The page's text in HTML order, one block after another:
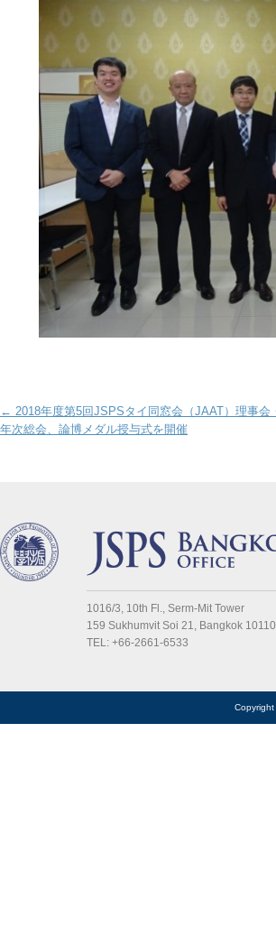
Post navigation
← 2018年度第5回JSPSタイ同窓会（JAAT）理事会
年次総会、論博メダル授与式を開催
1016/3, 10th Fl., Serm-Mit Tower
159 Sukhumvit Soi 21, Bangkok 10110
TEL: +66-2661-6533